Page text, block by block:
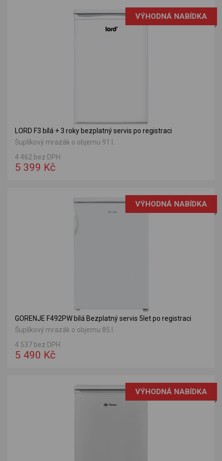
VÝHODNÁ NABÍDKA
LORD F3 bílá + 3 roky bezplatný servis po registraci
Šuplíkový mrazák o objemu 91 l.
4 462 bez DPH
5 399 Kč
VÝHODNÁ NABÍDKA
GORENJE F492PW bílá Bezplatný servis 5let po registraci
Šuplíkový mrazák o objemu 85 l.
4 537 bez DPH
5 490 Kč
VÝHODNÁ NABÍDKA